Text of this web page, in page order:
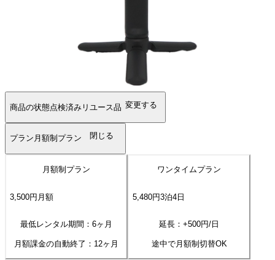
商品の状態点検済みリユース品 変更する
プラン 月額制プラン 閉じる
月額制プラン
3,500円 月額
最低レンタル期間：6ヶ月
月額課金の自動終了： 12ヶ月
ワンタイムプラン
5,480円3泊4日
延長：+500円/日
途中で月額制切替OK